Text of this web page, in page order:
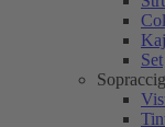
Set